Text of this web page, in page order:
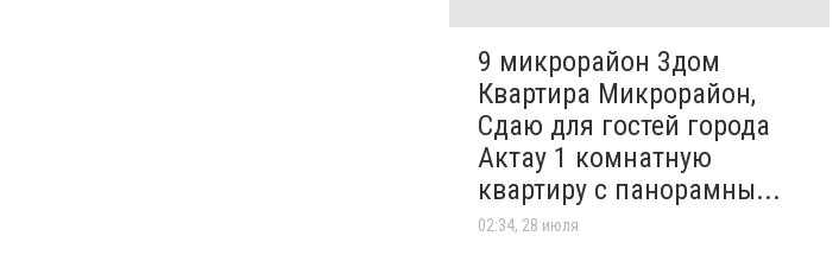
9 микрорайон 3дом
Квартира Микрорайон,
Сдаю для гостей города
Актау 1 комнатную
квартиру с панорамны...
02:34, 28 июля